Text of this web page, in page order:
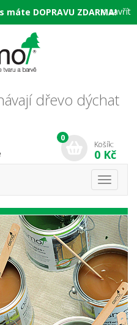
DOPRAVU ZDARMA!
× zavřít
dřevo dýchat
0
Košík:
0 Kč
Toggle